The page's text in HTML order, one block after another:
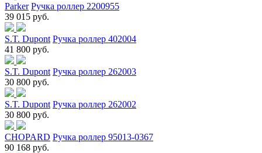
Parker Ручка роллер 2200955
39 015 руб.
S.T. Dupont Ручка роллер 402004
41 800 руб.
S.T. Dupont Ручка роллер 262003
30 800 руб.
S.T. Dupont Ручка роллер 262002
30 800 руб.
CHOPARD Ручка роллер 95013-0367
90 168 руб.